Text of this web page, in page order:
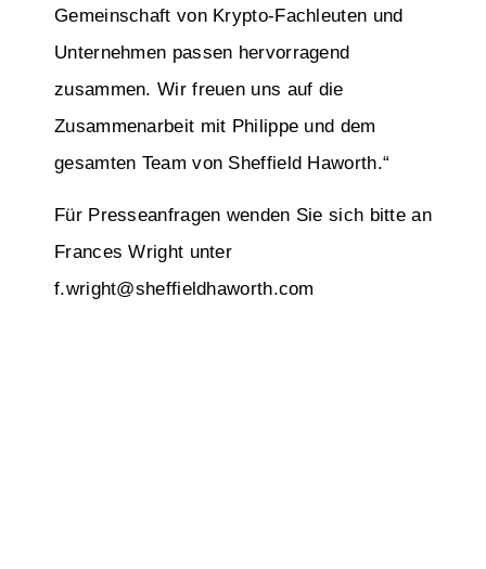
Gemeinschaft von Krypto-Fachleuten und
Unternehmen passen hervorragend
zusammen. Wir freuen uns auf die
Zusammenarbeit mit Philippe und dem
gesamten Team von Sheffield Haworth.“
Für Presseanfragen wenden Sie sich bitte an
Frances Wright unter
f.wright@sheffieldhaworth.com